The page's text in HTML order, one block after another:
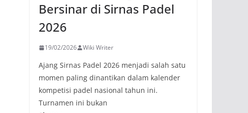
Bersinar di Sirnas Padel
2026
19/02/2026 Wiki Writer
Ajang Sirnas Padel 2026 menjadi salah satu
momen paling dinantikan dalam kalender
kompetisi padel nasional tahun ini.
Turnamen ini bukan